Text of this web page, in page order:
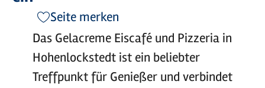
Seite merken
Das Gelacreme Eiscafé und Pizzeria in
Hohenlockstedt ist ein beliebter
Treffpunkt für Genießer und verbindet